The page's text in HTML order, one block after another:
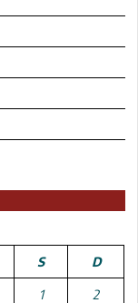
S D
1 2